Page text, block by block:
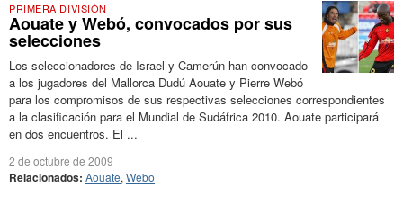
PRIMERA DIVISIÓN
Aouate y Webó, convocados por sus
selecciones
Los seleccionadores de Israel y Camerún han convocado
a los jugadores del Mallorca Dudú Aouate y Pierre Webó
para los compromisos de sus respectivas selecciones correspondientes
a la clasificación para el Mundial de Sudáfrica 2010. Aouate participará
en dos encuentros. El ...
2 de octubre de 2009
Relacionados: Aouate, Webo